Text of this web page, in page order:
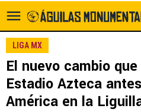
LIGA MX
El nuevo cambio
Estadio Azteca
América en la